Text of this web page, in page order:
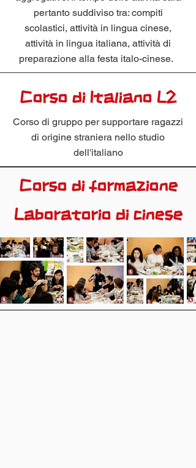
pertanto suddiviso tra: compiti
scolastici, attività in lingua cinese,
attività in lingua italiana, attività di
preparazione alla festa italo-cinese.
Corso di Italiano L2
Corso di gruppo per supportare ragazzi
di origine straniera nello studio
dell'italiano
Corso di formazione
Laboratorio di cinese